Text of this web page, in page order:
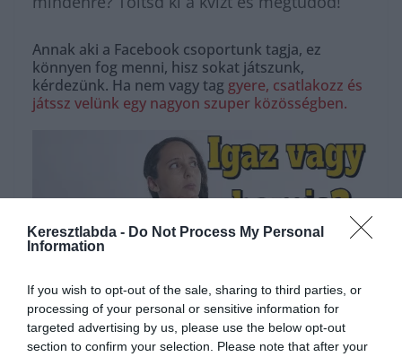
Keresztlabda - Do Not Process My Personal
Information
If you wish to opt-out of the sale, sharing to third parties, or
processing of your personal or sensitive information for
targeted advertising by us, please use the below opt-out
section to confirm your selection. Please note that after your
Annak aki a Facebook csoportunk tagja, ez
könnyen fog menni, hisz sokat játszunk,
kérdezünk. Ha nem vagy tag gyere, csatlakozz és
játssz velünk egy nagyon szuper közösségben.
Hirdetés